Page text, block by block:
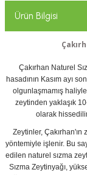
Ürün Bilgisi
Çakırhan Naturel
hasadının Kasım ayı
olgunlaşmamış
zeytinden yaklaşık
olarak
Zeytinler, Çakırhan'ın
yöntemiyle işlenir. Bu
edilen naturel sızma
Sızma Zeytinyağı,